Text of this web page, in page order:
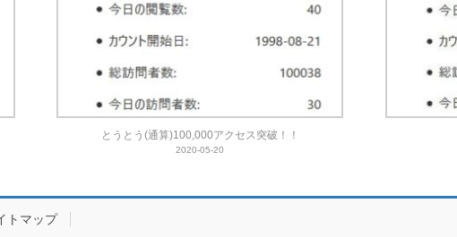
とうとう(通算)100,000アクセス突破！！
2020-05-20
トマップ